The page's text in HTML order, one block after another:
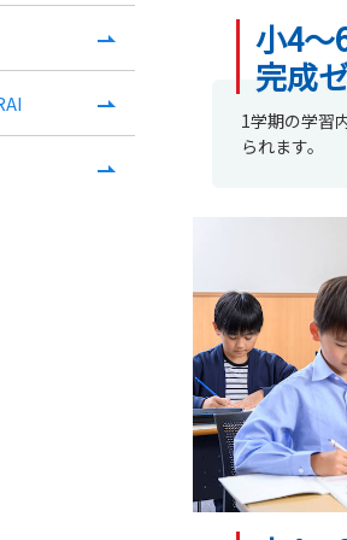
小4～
完成
1学期の学習
られます。